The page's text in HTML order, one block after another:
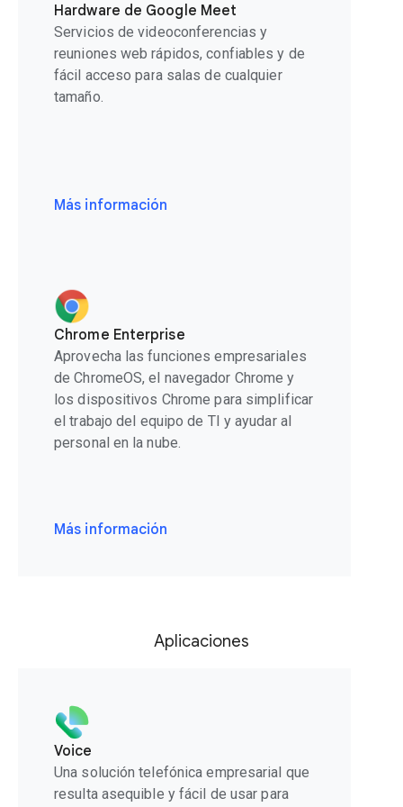
Hardware de Google Meet
Servicios de videoconferencias y
reuniones web rápidos, confiables y de
fácil acceso para salas de cualquier
tamaño.
Más información
Chrome Enterprise
Aprovecha las funciones empresariales
de ChromeOS, el navegador Chrome y
los dispositivos Chrome para simplificar
el trabajo del equipo de TI y ayudar al
personal en la nube.
Más información
Aplicaciones
Voice
Una solución telefónica empresarial que
resulta asequible y fácil de usar para